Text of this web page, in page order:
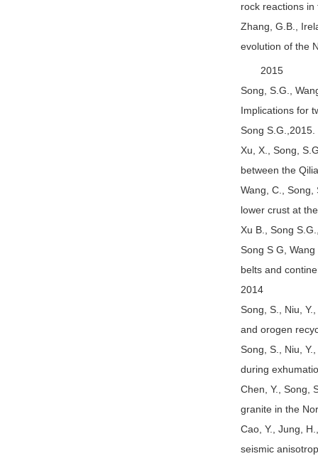
rock reactions
Zhang, G.B.,
evolution of the
2015
Song, S.G.,
Implications for
Song
Xu, X., Song,
between the
Wang, C., Song,
lower crust at
Xu B., Song
Song S G,
belts and
2014
Song, S., Niu,
and orogen
Song, S., Niu,
during
Chen, Y., Song,
granite in the
Cao, Y., Jung,
seismic